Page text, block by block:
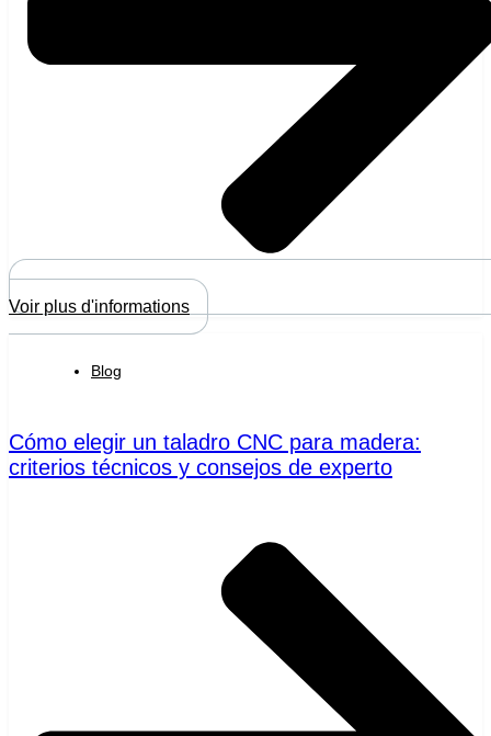
Voir plus d'informations
Blog
Cómo elegir un taladro CNC para madera:
criterios técnicos y consejos de experto